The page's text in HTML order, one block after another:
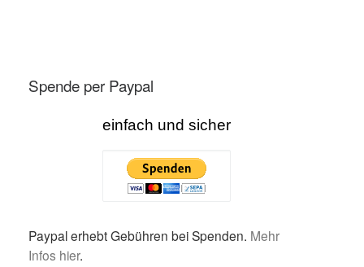
Spende per Paypal
einfach und sicher
Paypal erhebt Gebühren bei Spenden. Mehr
Infos hier.